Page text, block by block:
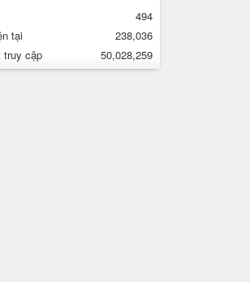
494
tại
238,036
truy cập
50,028,259